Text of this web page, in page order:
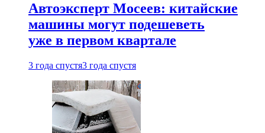
Автоэксперт Мосеев: китайские
машины могут подешеветь
уже в первом квартале
3 года спустя3 года спустя